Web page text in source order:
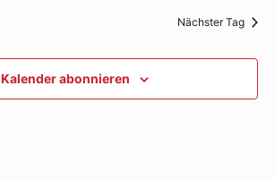
und
Nächster Tag
Kalender abonnieren